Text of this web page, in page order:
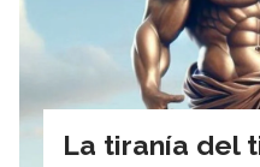
La tiranía del